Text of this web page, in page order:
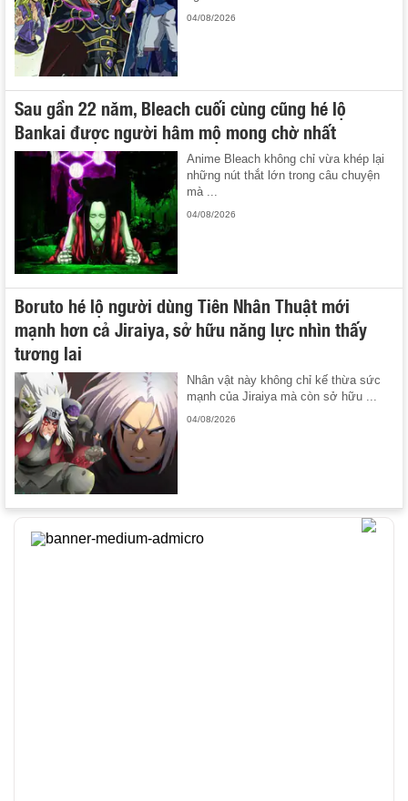
04/08/2026
Sau gần 22 năm, Bleach cuối cùng cũng hé lộ
Bankai được người hâm mộ mong chờ nhất
Anime Bleach không chỉ vừa khép lại
những nút thắt lớn trong câu chuyện
mà ...
04/08/2026
Boruto hé lộ người dùng Tiên Nhân Thuật mới
mạnh hơn cả Jiraiya, sở hữu năng lực nhìn thấy
tương lai
Nhân vật này không chỉ kế thừa sức
mạnh của Jiraiya mà còn sở hữu ...
04/08/2026